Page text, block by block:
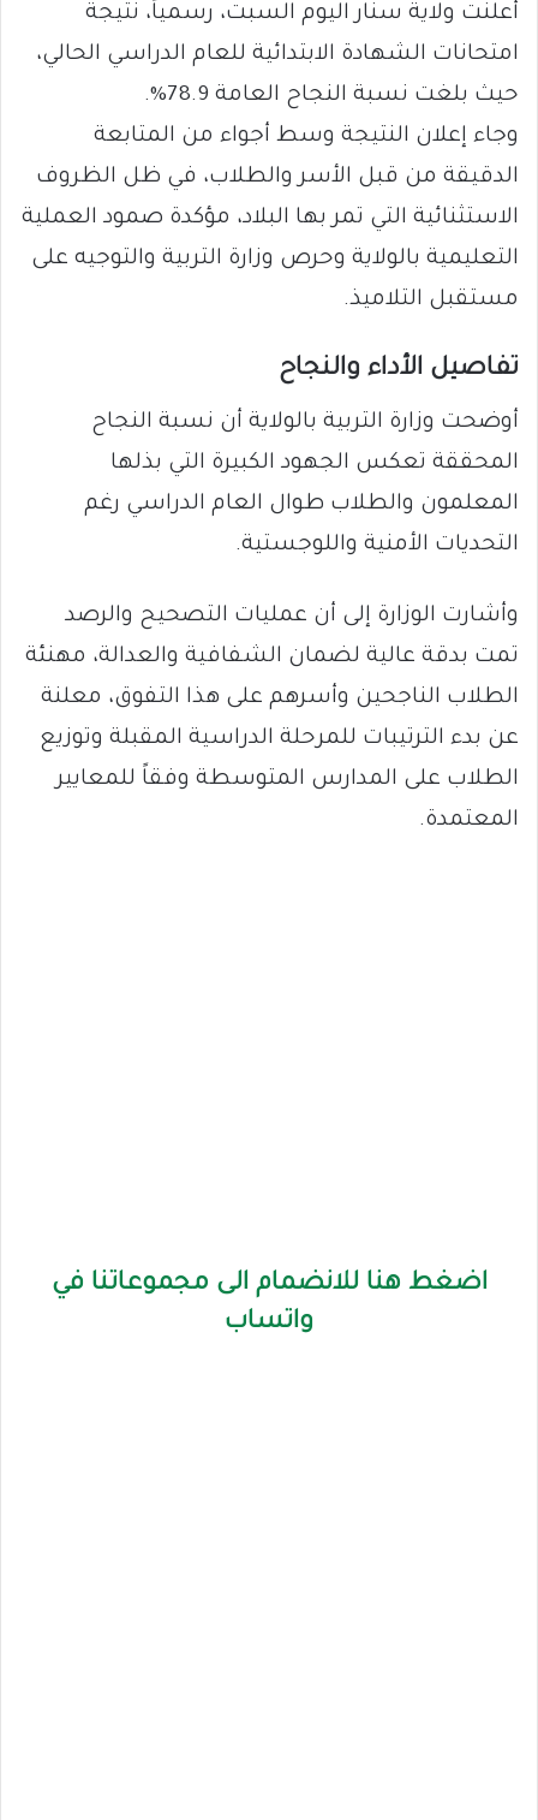
أعلنت ولاية سنار اليوم السبت، رسمياً، نتيجة
امتحانات الشهادة الابتدائية للعام الدراسي الحالي،
حيث بلغت نسبة النجاح العامة 78.9%.
وجاء إعلان النتيجة وسط أجواء من المتابعة
الدقيقة من قبل الأسر والطلاب، في ظل الظروف
الاستثنائية التي تمر بها البلاد، مؤكدة صمود العملية
التعليمية بالولاية وحرص وزارة التربية والتوجيه على
مستقبل التلاميذ.
تفاصيل الأداء والنجاح
أوضحت وزارة التربية بالولاية أن نسبة النجاح
المحققة تعكس الجهود الكبيرة التي بذلها
المعلمون والطلاب طوال العام الدراسي رغم
التحديات الأمنية واللوجستية.
وأشارت الوزارة إلى أن عمليات التصحيح والرصد
تمت بدقة عالية لضمان الشفافية والعدالة، مهنئة
الطلاب الناجحين وأسرهم على هذا التفوق، معلنة
عن بدء الترتيبات للمرحلة الدراسية المقبلة وتوزيع
الطلاب على المدارس المتوسطة وفقاً للمعايير
المعتمدة.
اضغط هنا للانضمام الى مجموعاتنا في
واتساب